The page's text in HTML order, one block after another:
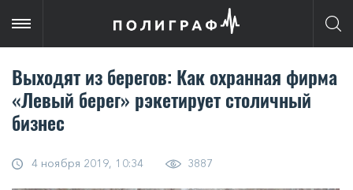
Выходят из берегов: Как охранная фирма
«Левый берег» рэкетирует столичный
бизнес
4 ноября 2019, 10:34 3887